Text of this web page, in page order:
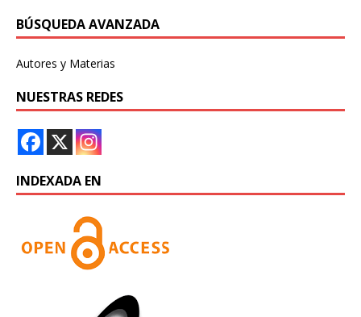
BÚSQUEDA AVANZADA
Autores y Materias
NUESTRAS REDES
INDEXADA EN